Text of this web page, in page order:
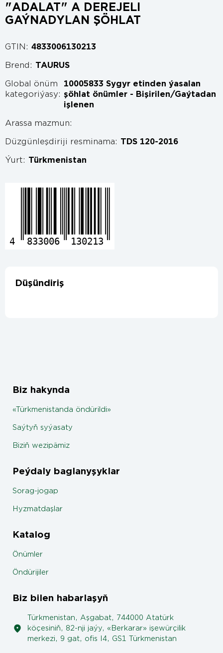
"ADALAT" A DEREJELI
GAÝNADYLAN ŞÖHLAT
GTIN: 4833006130213
Brend: TAURUS
Global önüm
kategoriýasy:
10005833 Sygyr etinden ýasalan
şöhlat önümler - Bişirilen/Gaýtadan
işlenen
Arassa mazmun:
Düzgünleşdiriji resminama: TDS 120-2016
Ýurt: Türkmenistan
4 833006 130213
Düşündiriş
Biz hakynda
«Türkmenistanda öndürildi»
Saýtyň syýasaty
Biziň wezipämiz
Peýdaly baglanyşyklar
Sorag-jogap
Hyzmatdaşlar
Katalog
Önümler
Öndürijiler
Biz bilen habarlaşyň
Türkmenistan, Aşgabat, 744000 Atatürk
köçesiniň, 82-nji jaýy, «Berkarar» işewürçilik
merkezi, 9 gat, ofis I4, GS1 Türkmenistan